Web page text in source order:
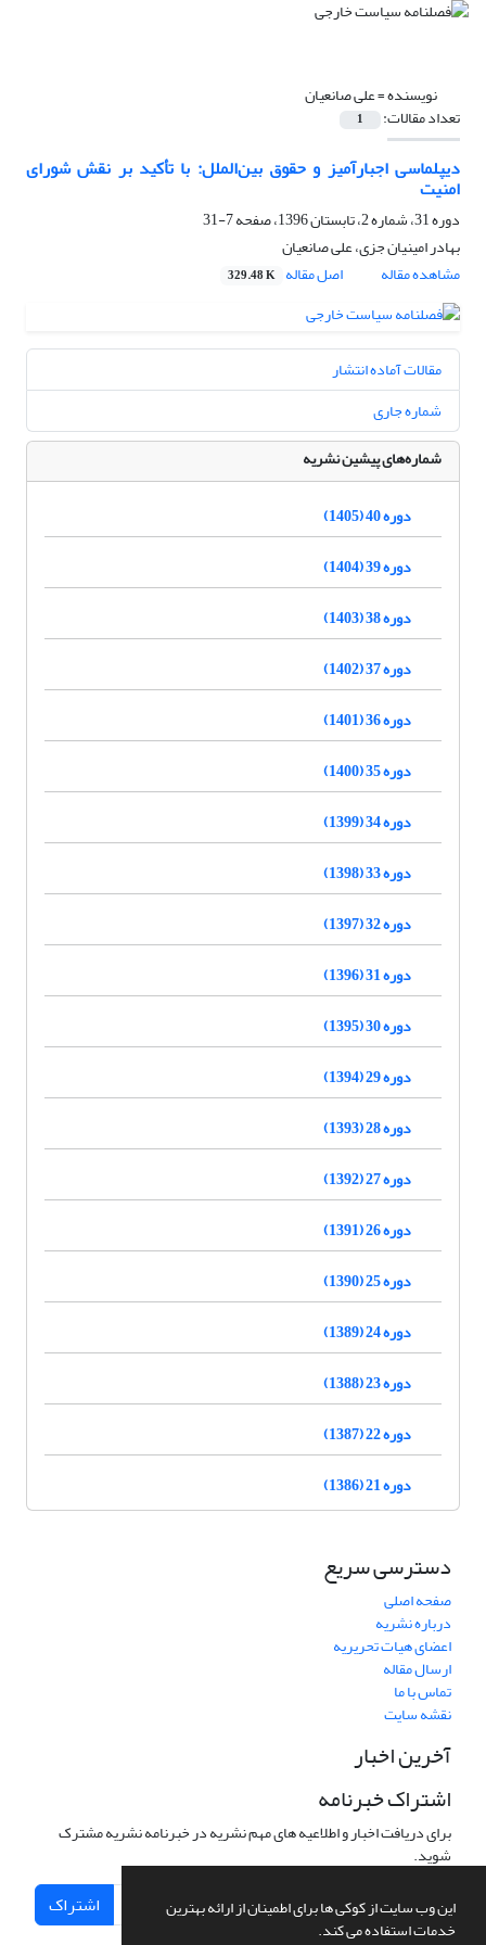
این وب سایت از کوکی ها برای اطمینان از ارائه بهترین
خدمات استفاده می کند.
نویسنده =علی صانعیان
تعداد مقالات: 1
دیپلماسی اجبارآمیز و حقوق بین‌الملل: با تأکید بر نقش شورای
امنیت
دوره 31، شماره 2، تابستان 1396، صفحه
7-31
بهادر امینیان جزی، علی صانعیان
مشاهده مقاله
اصل مقاله 329.48 K
مقالات آماده انتشار
شماره جاری
شماره‌های پیشین نشریه
دوره 40 (1405)
دوره 39 (1404)
دوره 38 (1403)
دوره 37 (1402)
دوره 36 (1401)
دوره 35 (1400)
دوره 34 (1399)
دوره 33 (1398)
دوره 32 (1397)
دوره 31 (1396)
دوره 30 (1395)
دوره 29 (1394)
دوره 28 (1393)
دوره 27 (1392)
دوره 26 (1391)
دوره 25 (1390)
دوره 24 (1389)
دوره 23 (1388)
دوره 22 (1387)
دوره 21 (1386)
دسترسی سریع
صفحه اصلی
درباره نشریه
اعضای هیات تحریریه
ارسال مقاله
تماس با ما
نقشه سایت
آخرین اخبار
اشتراک خبرنامه
برای دریافت اخبار و اطلاعیه های مهم نشریه در خبرنامه نشریه مشترک
شوید.
اشتراک